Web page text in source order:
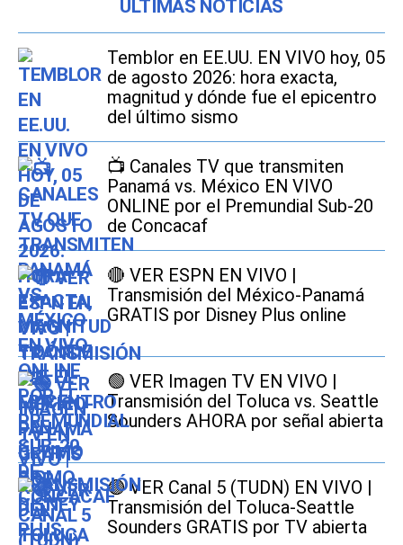
ÚLTIMAS NOTICIAS
Temblor en EE.UU. EN VIVO hoy, 05
de agosto 2026: hora exacta,
magnitud y dónde fue el epicentro
del último sismo
📺 Canales TV que transmiten
Panamá vs. México EN VIVO
ONLINE por el Premundial Sub-20
de Concacaf
🔴 VER ESPN EN VIVO |
Transmisión del México-Panamá
GRATIS por Disney Plus online
🟢 VER Imagen TV EN VIVO |
Transmisión del Toluca vs. Seattle
Sounders AHORA por señal abierta
🟣 VER Canal 5 (TUDN) EN VIVO |
Transmisión del Toluca-Seattle
Sounders GRATIS por TV abierta